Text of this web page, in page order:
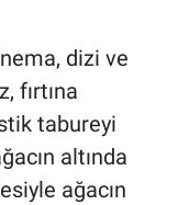
dizi ve
fırtına
tabureyi
altında
ağacın